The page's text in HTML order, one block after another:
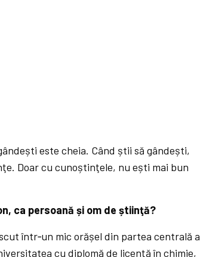
este cheia. Când știi să gândești,
Doar cu cunoștinţele, nu ești mai bun
ca persoană și om de știinţă?
într‑un mic orășel din partea centrală a
cu diplomă de licenţă în chimie,